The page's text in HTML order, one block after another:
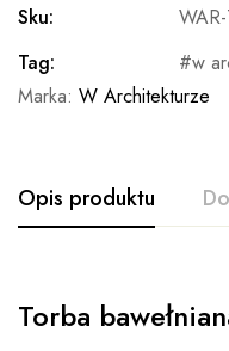
Sku:
Tag:
w
Marka: W Architekturze
Opis produktu
Torba